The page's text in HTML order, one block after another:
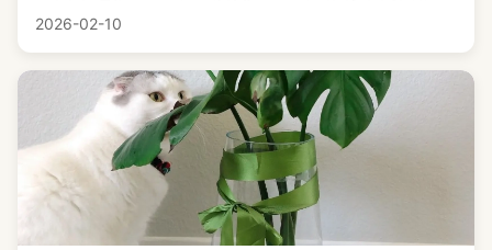
2026-02-10